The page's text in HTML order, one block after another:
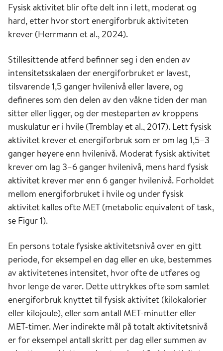
Fysisk aktivitet blir ofte delt inn i lett, moderat og
hard, etter hvor stort energiforbruk aktiviteten
krever (Herrmann et al., 2024).
Stillesittende atferd befinner seg i den enden av
intensitetsskalaen der energiforbruket er lavest,
tilsvarende 1,5 ganger hvilenivå eller lavere, og
defineres som den delen av den våkne tiden der man
sitter eller ligger, og der mesteparten av kroppens
muskulatur er i hvile (Tremblay et al., 2017). Lett fysisk
aktivitet krever et energiforbruk som er om lag 1,5–3
ganger høyere enn hvilenivå. Moderat fysisk aktivitet
krever om lag 3–6 ganger hvilenivå, mens hard fysisk
aktivitet krever mer enn 6 ganger hvilenivå. Forholdet
mellom energiforbruket i hvile og under fysisk
aktivitet kalles ofte MET (metabolic equivalent of task,
se Figur 1).
En persons totale fysiske aktivitetsnivå over en gitt
periode, for eksempel en dag eller en uke, bestemmes
av aktivitetenes intensitet, hvor ofte de utføres og
hvor lenge de varer. Dette uttrykkes ofte som samlet
energiforbruk knyttet til fysisk aktivitet (kilokalorier
eller kilojoule), eller som antall MET-minutter eller
MET-timer. Mer indirekte mål på totalt aktivitetsnivå
er for eksempel antall skritt per dag eller summen av